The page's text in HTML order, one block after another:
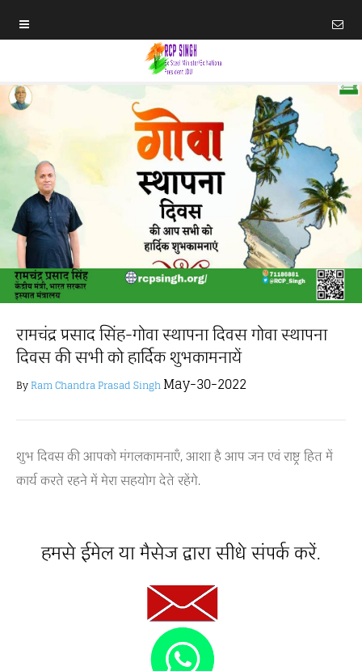
रामचंद्र प्रसाद सिंह-गोवा स्थापना दिवस गोवा स्थापना
दिवस की सभी को हार्दिक शुभकामनायें
ByRam Chandra Prasad SinghMay-30-2022
शुभ दिवस की आपको मंगलकामनाएँ, आशा है आप जन एवं राष्ट्र हित में
कार्य करते रहने में मेरा सहयोग देते रहेंगे.
हमसे ईमेल या मैसेज द्वारा सीधे संपर्क करें.